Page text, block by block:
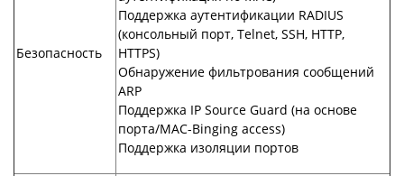
Безопасность
Поддержка аутентификации RADIUS
(консольный порт, Telnet, SSH, HTTP,
HTTPS)
Обнаружение фильтрования сообщений
ARP
Поддержка IP Source Guard (на основе
порта/MAC-Binging access)
Поддержка изоляции портов